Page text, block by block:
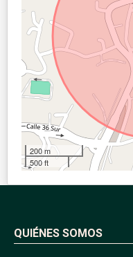
200 m
500 ft
QUIÉNES SOMOS